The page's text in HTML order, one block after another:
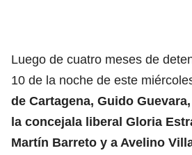
Luego de cuatro meses de
10 de la noche de este
de Cartagena, Guido
la concejala liberal Gloria
Martín Barreto y a Avelino